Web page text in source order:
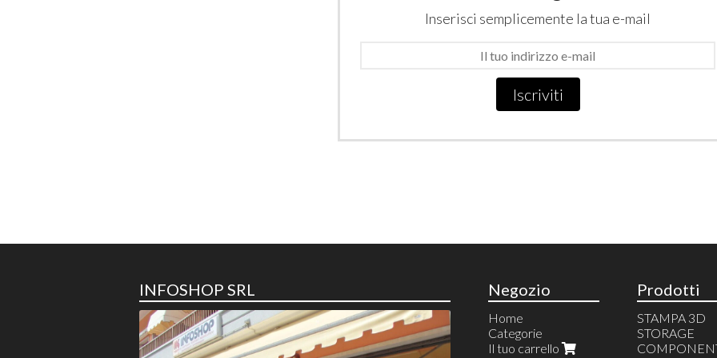
Inserisci semplicemente la tua e-mail
Iscriviti
INFOSHOP SRL Negozio
Home
Categorie
Il tuo carrello
Prodotti
STAMPA 3D
STORAGE